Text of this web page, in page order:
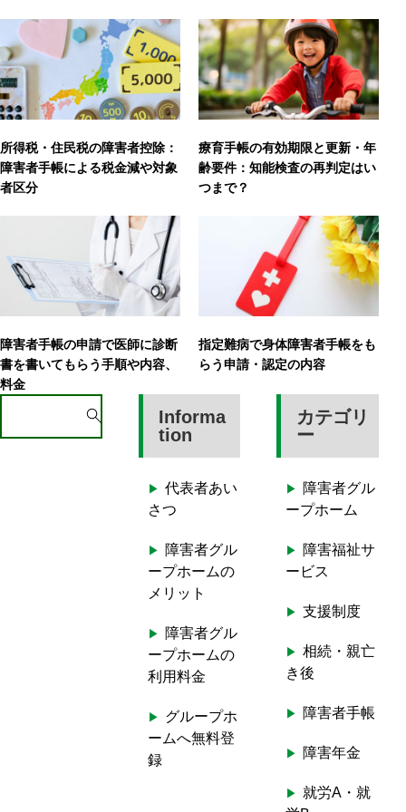
所得税・住民税の障害者控除：
障害者手帳による税金減や対象
者区分
療育手帳の有効期限と更新・年
齢要件：知能検査の再判定はい
つまで？
障害者手帳の申請で医師に診断
書を書いてもらう手順や内容、
料金
指定難病で身体障害者手帳をも
らう申請・認定の内容
Informa
tion
代表者あい
さつ
障害者グル
ープホームの
メリット
障害者グル
ープホームの
利用料金
グループホ
ームへ無料登
録
カテゴリ
ー
障害者グル
ープホーム
障害福祉サ
ービス
支援制度
相続・親亡
き後
障害者手帳
障害年金
就労A・就